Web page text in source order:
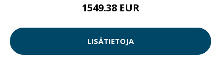
1549.38 EUR
LISÄTIETOJA